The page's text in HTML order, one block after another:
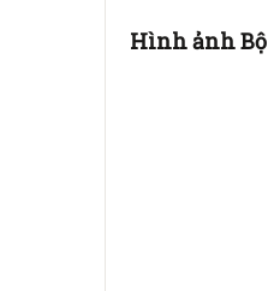
Hình ảnh Bộ